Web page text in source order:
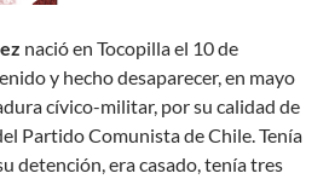
nació en Tocopilla el 10 de
y hecho desaparecer, en mayo
cívico-militar, por su calidad de
Partido Comunista de Chile. Tenía
detención, era casado, tenía tres